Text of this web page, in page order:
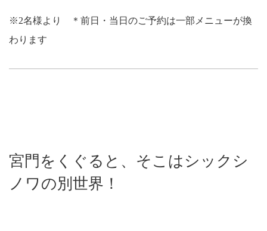
※2名様より ＊前日・当日のご予約は一部メニューが換
わります
宮門をくぐると、そこはシックシ
ノワの別世界！